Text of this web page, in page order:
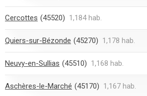
Cercottes (45520) 1,184 hab.
Quiers-sur-Bézonde (45270) 1,178 hab.
Neuvy-en-Sullias (45510) 1,168 hab.
Aschères-le-Marché (45170) 1,167 hab.